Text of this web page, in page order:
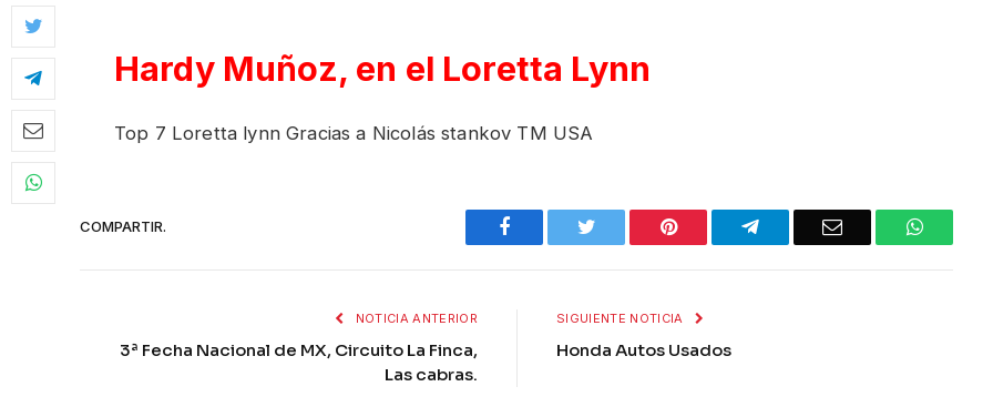
Hardy Muñoz, en el Loretta Lynn
Top 7 Loretta lynn Gracias a Nicolás stankov TM USA
COMPARTIR. Facebook Twitter Pinterest Telegram Email
NOTICIA ANTERIOR
3ª Fecha Nacional de MX, Circuito La Finca,
Las cabras.
SIGUIENTE NOTICIA
Honda Autos Usados